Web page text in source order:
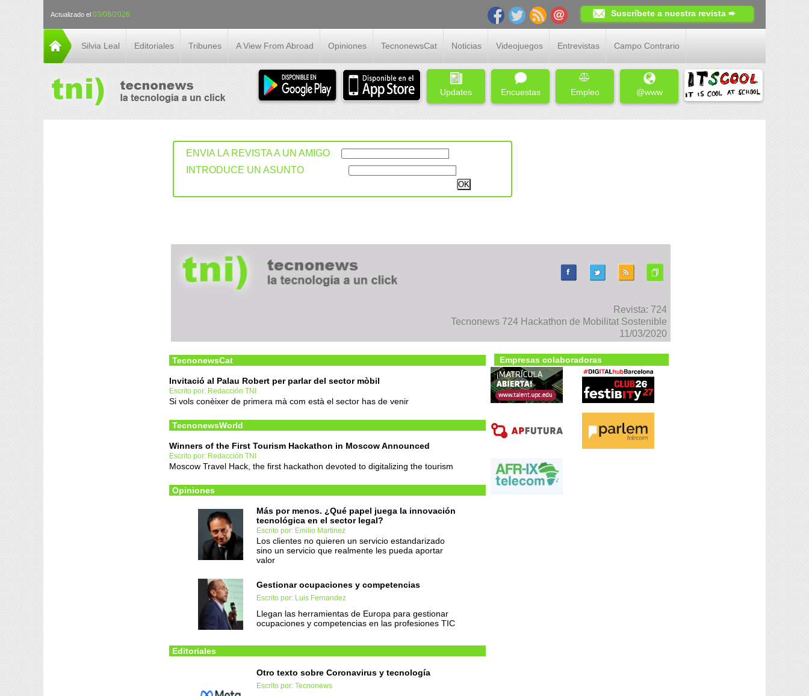
Actualizado el 03/08/2026 Suscríbete a nuestra revista ➨
Silvia Leal Editoriales Tribunes A View From Abroad Opiniones TecnonewsCat Noticias Videojuegos Entrevistas Campo Contrario
Updates Encuestas Empleo @www
ENVIA LA REVISTA A UN AMIGO
INTRODUCE UN ASUNTO
Revista: 724
Tecnonews 724 Hackathon de Mobilitat Sostenible
11/03/2020
TecnonewsCat
Invitació al Palau Robert per parlar del sector mòbil
Escrito por: Redacción TNI
Si vols conèixer de primera mà com està el sector has de venir
TecnonewsWorld
Winners of the First Tourism Hackathon in Moscow Announced
Escrito por: Redacción TNI
Moscow Travel Hack, the first hackathon devoted to digitalizing the tourism
Opiniones
Más por menos. ¿Qué papel juega la innovación
tecnológica en el sector legal?
Escrito por: Emilio Martinez
Los clientes no quieren un servicio estandarizado
sino un servicio que realmente les pueda aportar
valor
Gestionar ocupaciones y competencias
Escrito por: Luis Fernandez
Llegan las herramientas de Europa para gestionar
ocupaciones y competencias en las profesiones TIC
Editoriales
Otro texto sobre Coronavirus y tecnología
Escrito por: Tecnonews
Empresas colaboradoras